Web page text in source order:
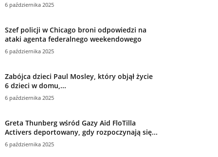
6 października 2025
Szef policji w Chicago broni odpowiedzi na
ataki agenta federalnego weekendowego
6 października 2025
Zabójca dzieci Paul Mosley, który objął życie
6 dzieci w domu,...
6 października 2025
Greta Thunberg wśród Gazy Aid FloTilla
Activers deportowany, gdy rozpoczynają się...
6 października 2025